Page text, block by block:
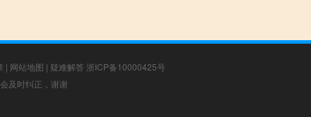
| 网站地图 | 疑难解答 浙ICP备10000425号
及时纠正，谢谢